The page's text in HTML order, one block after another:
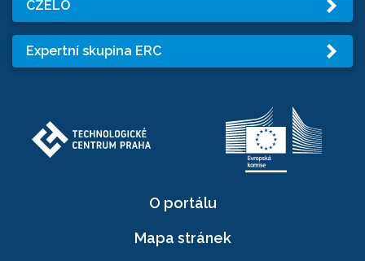
CZELO
Expertní skupina ERC
O portálu
Mapa stránek